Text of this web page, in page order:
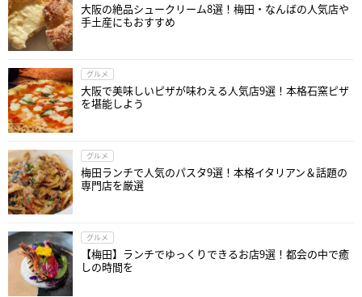
大阪の絶品シュークリーム8選！梅田・なんばの人気店や
手土産にもおすすめ
グルメ
大阪で美味しいピザが味わえる人気店9選！本格石窯ピザ
を堪能しよう
グルメ
梅田ランチで人気のパスタ9選！本格イタリアン＆話題の
専門店を厳選
グルメ
【梅田】ランチでゆっくりできるお店9選！都会の中で癒
しの時間を